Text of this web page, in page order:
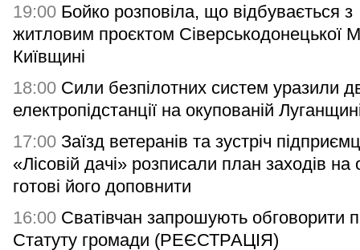
19:00 Бойко розповіла, що відбувається з
житловим проєктом Сіверськодонецької
Київщині
18:00 Сили безпілотних систем уразили
електропідстанції на окупованій
17:00 Заїзд ветеранів та зустріч
«Лісовій дачі» розписали план заходів на
готові його доповнити
16:00 Сватівчан запрошують обговорити
Статуту громади (РЕЄСТРАЦІЯ)